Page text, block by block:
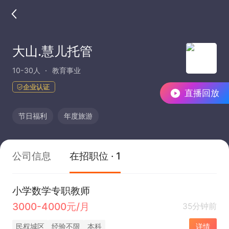
直播回放
大山.慧儿托管
10-30人 教育事业
企业认证
节日福利 年度旅游
公司信息 在招职位 · 1
小学数学专职教师
3000-4000元/月
35分钟前
民权城区 经验不限 本科 详情